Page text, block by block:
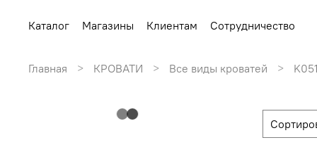
Каталог Магазины Клиентам Сотрудничество
Главная КРОВАТИ Все виды кроватей